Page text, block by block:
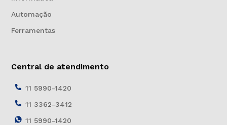
Automação
Ferramentas
Central de atendimento
11 5990-1420
11 3362-3412
11 5990-1420